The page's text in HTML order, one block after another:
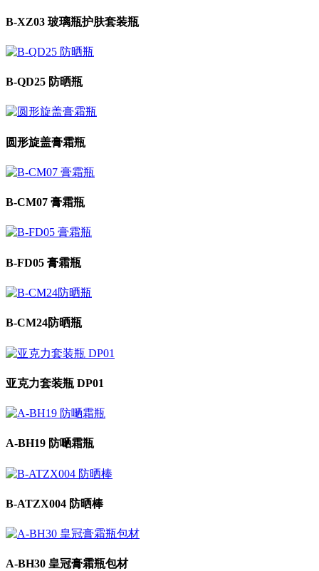
B-XZ03 玻璃瓶护肤套装瓶
B-QD25 防晒瓶
圆形旋盖膏霜瓶
B-CM07 膏霜瓶
B-FD05 膏霜瓶
B-CM24防晒瓶
亚克力套装瓶 DP01
A-BH19 防嗮霜瓶
B-ATZX004 防晒棒
A-BH30 皇冠膏霜瓶包材